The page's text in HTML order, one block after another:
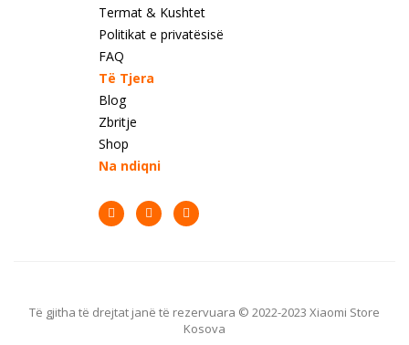
Termat & Kushtet
Politikat e privatësisë
FAQ
Të Tjera
Blog
Zbritje
Shop
Na ndiqni
Të gjitha të drejtat janë të rezervuara © 2022-2023 Xiaomi Store
Kosova